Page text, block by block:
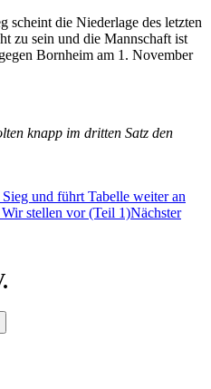
scheint die Niederlage des letzten
zu sein und die Mannschaft ist
Bornheim am 1. November
knapp im dritten Satz den
und führt Tabelle weiter an
stellen vor (Teil 1)Nächster